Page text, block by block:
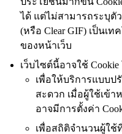
ได้ แต่ไม่สามารถระบุตั
(หรือ Clear GIF) เป็นเ
ของหน้าเว็บ
เว็บไซต์นี้อาจใช้
เพื่อให้บริการแบบป
สะดวก เมื่อผู้ใช้เข้
อาจมีการตั้งค่า
เพื่อสถิติจำนวนผู้ใช้